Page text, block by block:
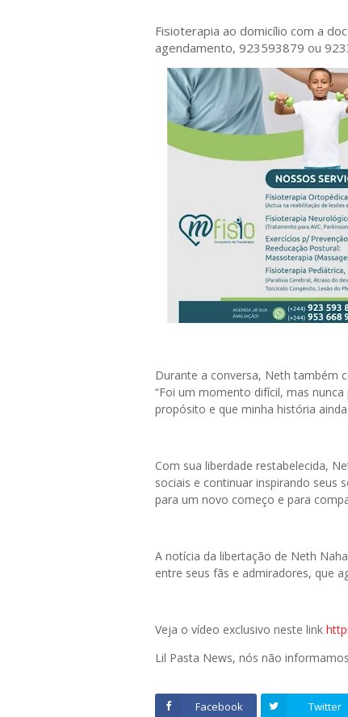
Fisioterapia ao domicílio com a
agendamento, 923593879 ou
Durante a conversa, Neth também
“Foi um momento difícil, mas
propósito e que minha história
Com sua liberdade restabelecida,
sociais e continuar inspirando seus
para um novo começo e para
A notícia da libertação de Neth
entre seus fãs e admiradores, que
Veja o vídeo exclusivo neste link
Lil Pasta News, nós não
Facebook Twitter